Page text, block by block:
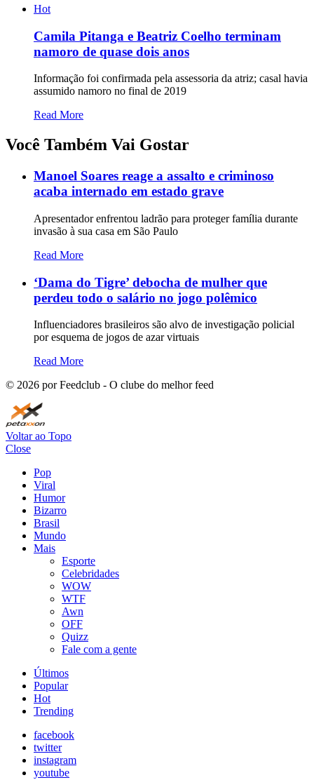
Hot
Camila Pitanga e Beatriz Coelho terminam
namoro de quase dois anos
Informação foi confirmada pela assessoria da atriz; casal havia
assumido namoro no final de 2019
Read More
Você Também Vai Gostar
Manoel Soares reage a assalto e criminoso
acaba internado em estado grave
Apresentador enfrentou ladrão para proteger família durante
invasão à sua casa em São Paulo
Read More
‘Dama do Tigre’ debocha de mulher que
perdeu todo o salário no jogo polêmico
Influenciadores brasileiros são alvo de investigação policial
por esquema de jogos de azar virtuais
Read More
© 2026 por Feedclub - O clube do melhor feed
Voltar ao Topo
Close
Pop
Viral
Humor
Bizarro
Brasil
Mundo
Mais
Esporte
Celebridades
WOW
WTF
Awn
OFF
Quizz
Fale com a gente
Últimos
Popular
Hot
Trending
facebook
twitter
instagram
youtube